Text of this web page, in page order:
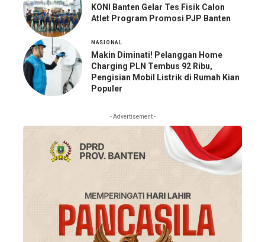
KONI Banten Gelar Tes Fisik Calon
Atlet Program Promosi PJP Banten
NASIONAL
Makin Diminati! Pelanggan Home
Charging PLN Tembus 92 Ribu,
Pengisian Mobil Listrik di Rumah Kian
Populer
- Advertisement -